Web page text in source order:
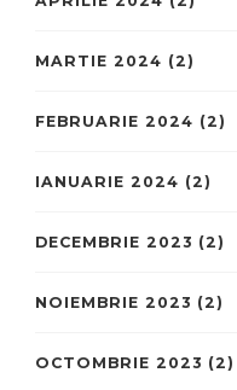
MARTIE 2024 (2)
FEBRUARIE 2024 (2)
IANUARIE 2024 (2)
DECEMBRIE 2023 (2)
NOIEMBRIE 2023 (2)
OCTOMBRIE 2023 (2)